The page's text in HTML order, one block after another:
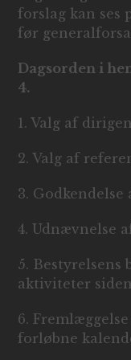
forslag kan ses
før
Dagsorden i
4.
1. Valg af
2. Valg af
3. Godkendelse
4. Udnævnelse
5.
aktiviteter
6.
forløbne